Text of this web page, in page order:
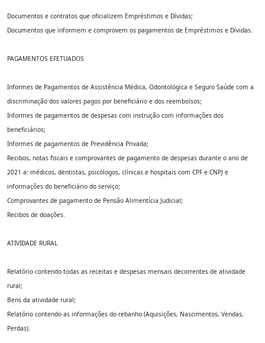
Documentos e contratos que oficializem Empréstimos e Dívidas;
Documentos que informem e comprovem os pagamentos de Empréstimos e Dívidas.
PAGAMENTOS EFETUADOS
Informes de Pagamentos de Assistência Médica, Odontológica e Seguro Saúde com a
discriminação dos valores pagos por beneficiário e dos reembolsos;
Informes de pagamentos de despesas com instrução com informações dos
beneficiários;
Informes de pagamentos de Previdência Privada;
Recibos, notas fiscais e comprovantes de pagamento de despesas durante o ano de
2021 a: médicos, dentistas, psicólogos, clínicas e hospitais com CPF e CNPJ e
informações do beneficiário do serviço;
Comprovantes de pagamento de Pensão Alimentícia Judicial;
Recibos de doações.
ATIVIDADE RURAL
Relatório contendo todas as receitas e despesas mensais decorrentes de atividade
rural;
Bens da atividade rural;
Relatório contendo as informações do rebanho (Aquisições, Nascimentos, Vendas,
Perdas).